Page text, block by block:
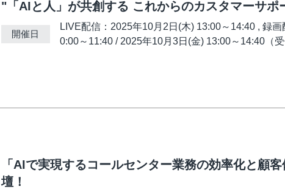
"「AIと人」が共創する これからのカスタマーサポ
開催日
LIVE配信：2025年10月2日(木) 13:00～14:40 , 録
0:00～11:40 / 2025年10月3日(金) 13:00～14:40（受
「AIで実現するコールセンター業務の効率化と顧
壇！